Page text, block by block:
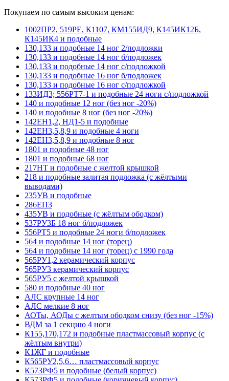
Покупаем по самым высоким ценам:
1002ПР2, 519РЕ, К1107, КМ155ИД9, К145ИК12Б,
К145ИК4 и подобные
130,133 и подобные 14 ног 2/подложки
130,133 и подобные 14 ног б/подложек
130,133 и подобные 14 ног с/подложкой
130,133 и подобные 16 ног б/подложек
130,133 и подобные 16 ног с/подложкой
133ИД3; 556РТ7-1 и подобные 24 ноги с/подложкой
140 и подобные 12 ног (без ног -20%)
140 и подобные 8 ног (без ног -20%)
142ЕН1,2, НД1-5 и подобные
142ЕН3,5,8,9 и подобные 4 ноги
142ЕН3,5,8,9 и подобные 8 ног
1801 и подобные 48 ног
1801 и подобные 68 ног
217НТ и подобные с желтой крышкой
218 и подобные залитая подложка (с жёлтыми
выводами)
235УВ и подобные
286ЕП3
435УВ и подобные (с жёлтым ободком)
537РУ3Б 18 ног б/подложек
556РТ5 и подобные 24 ноги б/подложек
564 и подобные 14 ног (торец)
564 и подобные 14 ног (торец) с 1990 года
565РУ1,2 керамический корпус
565РУ3 керамический корпус
565РУ5 с желтой крышкой
580 и подобные 40 ног
АЛС крупные 14 ног
АЛС мелкие 8 ног
АОТы, АОДы с желтым ободком снизу (без ног -15%)
ВДМ за 1 секцию 4 ноги
К155,170,172 и подобные пластмассовый корпус (с
жёлтым внутри)
К1ЖГ и подобные
К565РУ2,5,6… пластмассовый корпус
К573РФ5 и подобные (белый корпус)